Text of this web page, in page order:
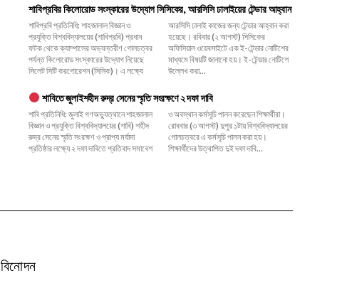
শাবিপ্রবির কিলোরোড সংস্কারের উদ্যোগ সিসিকের, আরসিসি ঢালাইয়ের টেন্ডার আহ্বান
শাবিপ্রবি প্রতিনিধি: শাহজালাল বিজ্ঞান ও
প্রযুক্তি বিশ্ববিদ্যালয়ের (শাবিপ্রবি) প্রধান
ফটক থেকে ক্যাম্পাসের অভ্যন্তরীণ গোলচত্বর
পর্যন্ত কিলোরোড সংস্কারের উদ্যোগ নিয়েছে
সিলেট সিটি করপোরেশন (সিসিক)। এ লক্ষ্যে
আরসিসি ঢালাই কাজের জন্য টেন্ডার আহ্বান করা
হয়েছে। রবিবার (২ আগস্ট) সিসিকের
অফিসিয়াল ওয়েবসাইটে এক ই-টেন্ডার নোটিশের
মাধ্যমে বিষয়টি জানানো হয়। ই-টেন্ডার নোটিশে
উল্লেখ করা...
শাবিতে জুলাইশহীদ রুদ্র সেনের স্মৃতি সংরক্ষণে ২ দফা দাবি
শাবি প্রতিনিধি: জুলাই গণঅভ্যুত্থানে শাহজালাল
বিজ্ঞান ও প্রযুক্তি বিশ্ববিদ্যালয়ের (শাবি) শহীদ
রুদ্র সেনের স্মৃতি সংরক্ষণ ও প্রাপ্য মর্যাদা
প্রতিষ্ঠার লক্ষ্যে ২ দফা দাবিতে প্রতিবাদ সমাবেশ
ও অবস্থান কর্মসূচি পালন করেছেন শিক্ষার্থীরা।
রোববার (৩ আগস্ট) দুপুর ১টায় বিশ্ববিদ্যালয়ের
গোলচত্বরে এ কর্মসূচি পালন করা হয়।
শিক্ষার্থীদের উত্থাপিত দুই দফা দাবি...
বিনোদন